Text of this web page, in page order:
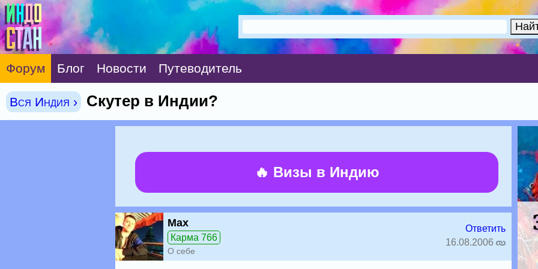
Форум Блог Новости Путеводитель
Вся Индия › Скутер в Индии?
🔥 Визы в Индию
Max
Карма 766
О себе
Ответить
16.08.2006